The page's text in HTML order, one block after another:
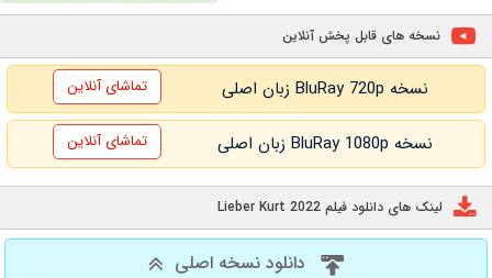
نسخه های قابل پخش آنلاین
نسخه BluRay 720p زبان اصلی تماشای آنلاین
نسخه BluRay 1080p زبان اصلی تماشای آنلاین
لینک های دانلود فیلم Lieber Kurt 2022
دانلود نسخه اصلی